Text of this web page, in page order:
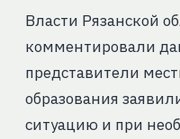
Власти Рязанской
комментировали
представители
образования
ситуацию и при